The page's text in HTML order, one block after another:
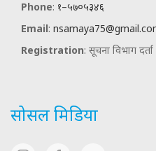
Phone: १–५७०५३४६
Email:
Registration: सूचना विभाग
सोसल मिडिया